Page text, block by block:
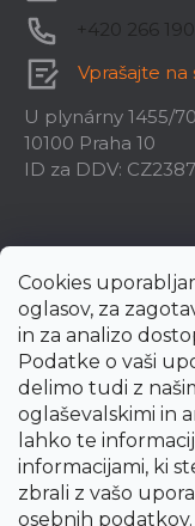
Cookies
oglasov, za
in za analizo
Podatke o vaši
delimo tudi z
oglaševalskimi in
lahko te
informacijami, ki
zbrali z vašo
osebnih podatkov.
+420 266
Vprašajte na
U plynárny 1455/70
10100 Praha 10
ID za DDV: